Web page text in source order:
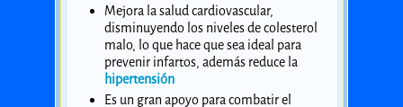
Mejora la salud cardiovascular,
disminuyendo los niveles de colesterol
malo, lo que hace que sea ideal para
prevenir infartos, además reduce la
hipertensión
Es un gran apoyo para combatir el